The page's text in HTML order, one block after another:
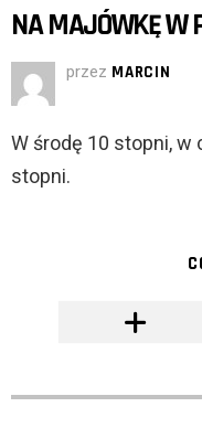
NA MAJÓWKĘ W
przez MARCIN
W środę 10 stopni,
stopni.